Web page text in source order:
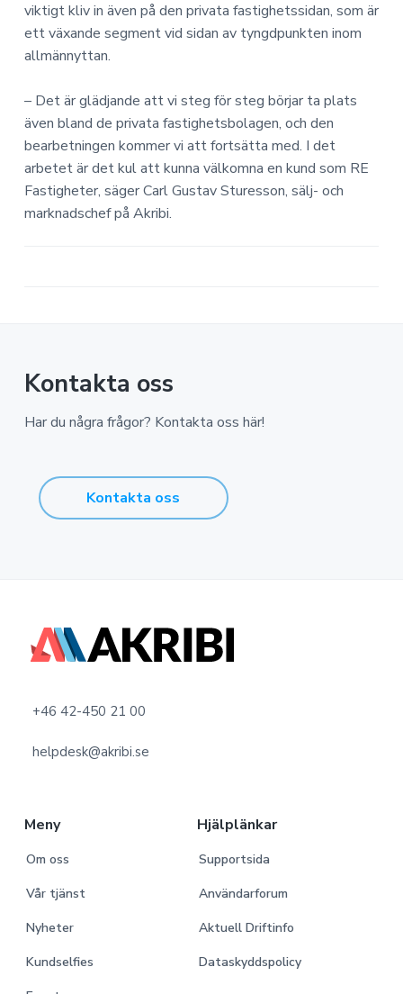
viktigt kliv in även på den privata fastighetssidan, som är
ett växande segment vid sidan av tyngdpunkten inom
allmännyttan.
– Det är glädjande att vi steg för steg börjar ta plats
även bland de privata fastighetsbolagen, och den
bearbetningen kommer vi att fortsätta med. I det
arbetet är det kul att kunna välkomna en kund som RE
Fastigheter, säger Carl Gustav Sturesson, sälj- och
marknadschef på Akribi.
Kontakta oss
Har du några frågor? Kontakta oss här!
Kontakta oss
+46 42-450 21 00
helpdesk@akribi.se
Meny
Om oss
Vår tjänst
Nyheter
Kundselfies
Hjälplänkar
Supportsida
Användarforum
Aktuell Driftinfo
Dataskyddspolicy